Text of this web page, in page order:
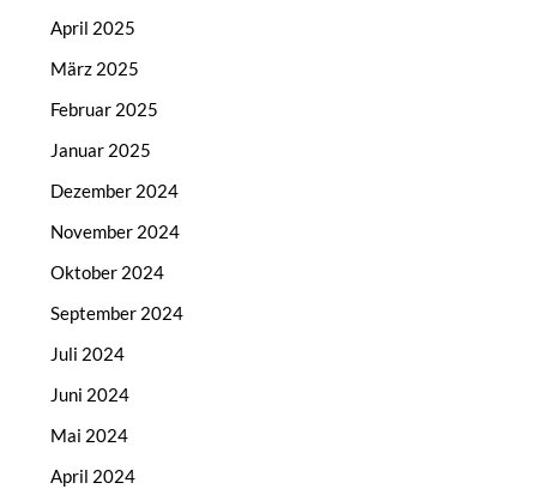
April 2025
März 2025
Februar 2025
Januar 2025
Dezember 2024
November 2024
Oktober 2024
September 2024
Juli 2024
Juni 2024
Mai 2024
April 2024